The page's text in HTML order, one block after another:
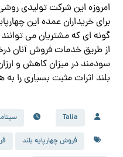
امروزه این شرکت تولیدی
برای خریداران عمده این
گونه ای که مشتریان می
از طریق خدمات فروش آنان
سودمند در میزان کاهش و
بلند اثرات مثبت بسیاری را به
Talia سپتامبر
فروش چهارپایه بلند